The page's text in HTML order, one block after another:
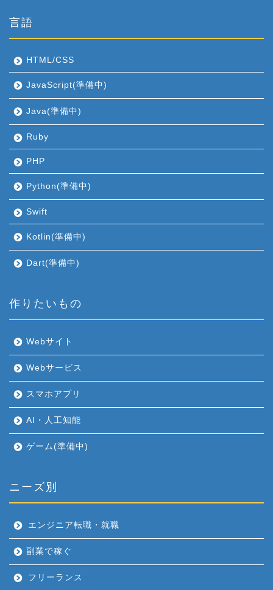
言語
HTML/CSS
JavaScript(準備中)
Java(準備中)
Ruby
PHP
Python(準備中)
Swift
Kotlin(準備中)
Dart(準備中)
作りたいもの
Webサイト
Webサービス
スマホアプリ
AI・人工知能
ゲーム(準備中)
ニーズ別
エンジニア転職・就職
副業で稼ぐ
フリーランス